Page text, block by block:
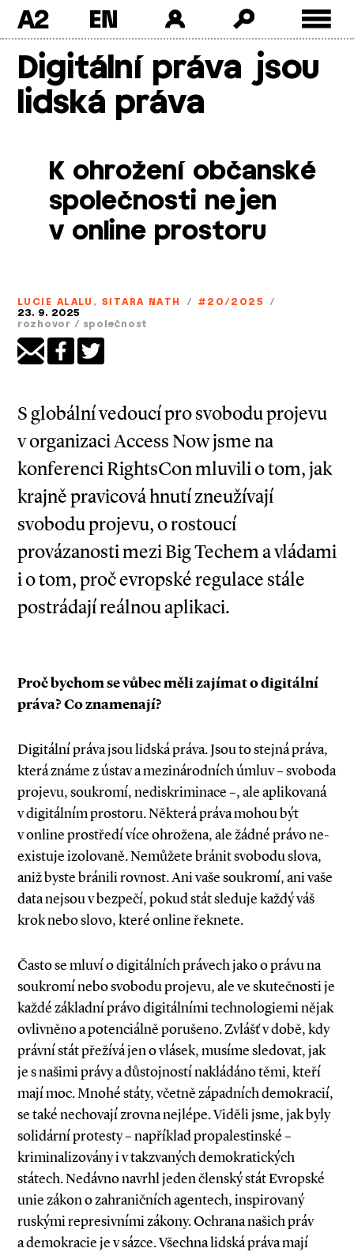
content
A2
Digitální práva jsou
lidská práva
K ohrožení občanské
společnosti nejen
v online prostoru
LUCIE ALALU , SITARA NATH / #20/2025 /
23. 9. 2025
rozhovor / společnost
S globální vedoucí pro svobodu projevu
v organizaci Access Now jsme na
konferenci RightsCon mluvili o tom, jak
krajně pravicová hnutí zneužívají
svobodu projevu, o rostoucí
provázanosti mezi Big Techem a vládami
i o tom, proč evropské regulace stále
postrádají reálnou aplikaci.
Proč bychom se vůbec měli zajímat o digitální
práva? Co znamenají?
Digitální práva jsou lidská práva. Jsou to stejná práva,
která známe z ústav a mezinárodních úmluv – svoboda
projevu, soukromí, nediskriminace –, ale aplikovaná
v digitálním prostoru. Některá práva mohou být
v online prostředí více ohrožena, ale žádné právo ne­­
existuje izolovaně. Nemůžete bránit svobodu slova,
aniž byste bránili rovnost. Ani vaše soukromí, ani vaše
data nejsou v bezpečí, pokud stát sleduje každý váš
krok nebo slovo, které online řeknete.
Často se mluví o digitálních právech jako o právu na
soukromí nebo svobodu projevu, ale ve skutečnosti je
každé základní právo digitálními technologiemi nějak
ovlivněno a potenciálně porušeno. Zvlášť v době, kdy
právní stát přežívá jen o vlásek, musíme sledovat, jak
je s našimi právy a důstojností nakládáno těmi, kteří
mají moc. Mnohé státy, včetně západních demokracií,
se také nechovají zrovna nejlépe. Viděli jsme, jak byly
solidární protesty – například propalestinské –
kriminalizovány i v takzvaných demokratických
státech. Nedávno navrhl jeden členský stát Evropské
unie zákon o zahraničních agentech, inspirovaný
ruskými represivními zákony. Ochrana našich práv
a demokracie je v sázce. Všechna lidská práva mají